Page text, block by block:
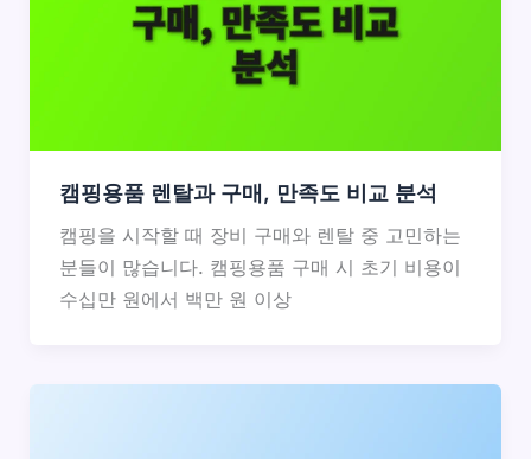
캠핑용품 렌탈과 구매, 만족도 비교 분석
캠핑을 시작할 때 장비 구매와 렌탈 중 고민하는
분들이 많습니다. 캠핑용품 구매 시 초기 비용이
수십만 원에서 백만 원 이상